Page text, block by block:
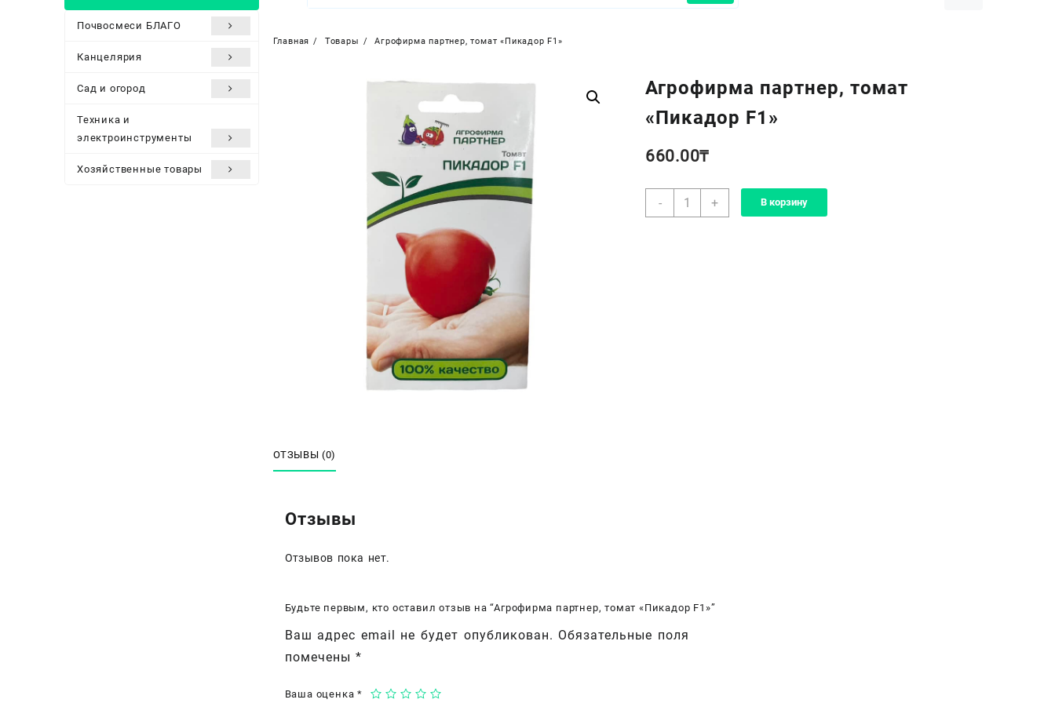
Почвосмеси БЛАГО
Канцелярия
Сад и огород
Техника и
электроинструменты
Хозяйственные товары
Главная Товары Агрофирма партнер, томат «Пикадор F1»
Агрофирма партнер, томат
«Пикадор F1»
660.00₸
-
Количество
+ В корзину
ОТЗЫВЫ (0)
Отзывы
Отзывов пока нет.
Будьте первым, кто оставил отзыв на “Агрофирма партнер, томат «Пикадор F1»”
Ваш адрес email не будет опубликован. Обязательные поля
помечены*
Ваша оценка*